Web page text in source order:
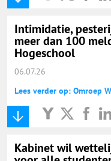
Intimidatie,
meer dan 100
Hogeschool
06.07.26
Lees verder op: Omroep
Kabinet wil